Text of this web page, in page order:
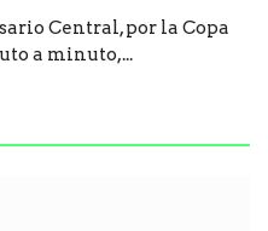
Central, por la Copa
a minuto,...